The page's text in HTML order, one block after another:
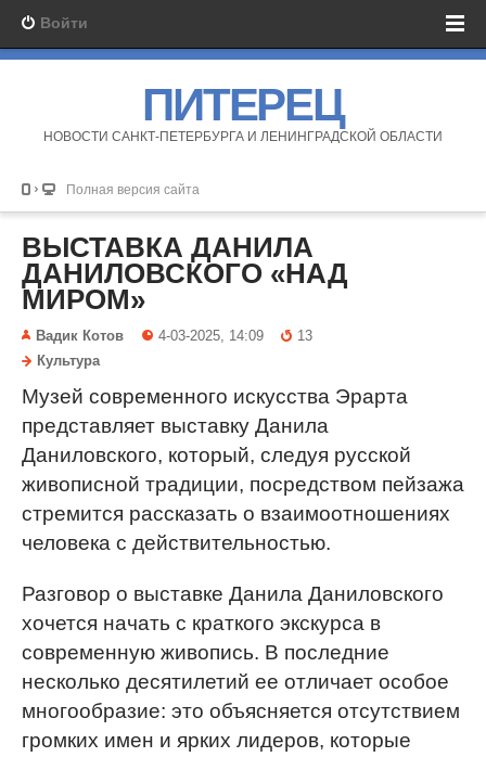
Войти
ПИТЕРЕЦ
НОВОСТИ САНКТ-ПЕТЕРБУРГА И ЛЕНИНГРАДСКОЙ ОБЛАСТИ
Полная версия сайта
ВЫСТАВКА ДАНИЛА
ДАНИЛОВСКОГО «НАД
МИРОМ»
Вадик Котов 4-03-2025, 14:09
13
Культура
Музей современного искусства Эрарта
представляет выставку Данила
Даниловского, который, следуя русской
живописной традиции, посредством пейзажа
стремится рассказать о взаимоотношениях
человека с действительностью.
Разговор о выставке Данила Даниловского
хочется начать с краткого экскурса в
современную живопись. В последние
несколько десятилетий ее отличает особое
многообразие: это объясняется отсутствием
громких имен и ярких лидеров, которые